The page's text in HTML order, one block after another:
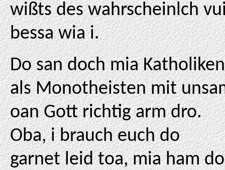
wißts des wahrscheinlch
bessa wia i.
Do san doch mia Katholiken
als Monotheisten mit
oan Gott richtig arm dro.
Oba, i brauch euch do
garnet leid toa, mia ham do